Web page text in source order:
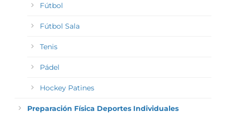
Fútbol
Fútbol Sala
Tenis
Pádel
Hockey Patines
Preparación Física Deportes Individuales